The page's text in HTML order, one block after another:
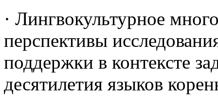
· Лингвокультурное
перспективы
поддержки в контексте
десятилетия языков